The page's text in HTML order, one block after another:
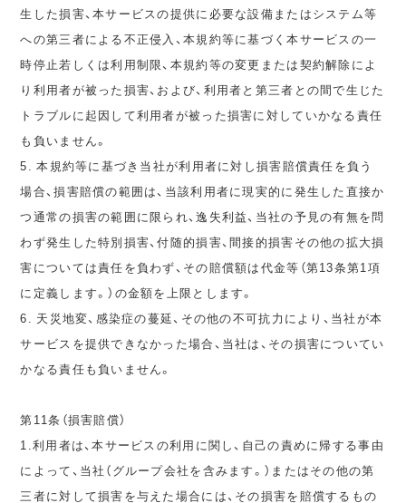
生した損害、本サービスの提供に必要な設備またはシステム等
への第三者による不正侵入、本規約等に基づく本サービスの一
時停止若しくは利用制限、本規約等の変更または契約解除によ
り利用者が被った損害、および、利用者と第三者との間で生じた
トラブルに起因して利用者が被った損害に対していかなる責任
も負いません。
5. 本規約等に基づき当社が利用者に対し損害賠償責任を負う
場合、損害賠償の範囲は、当該利用者に現実的に発生した直接か
つ通常の損害の範囲に限られ、逸失利益、当社の予見の有無を問
わず発生した特別損害、付随的損害、間接的損害その他の拡大損
害については責任を負わず、その賠償額は代金等（第13条第1項
に定義します。）の金額を上限とします。
6. 天災地変、感染症の蔓延、その他の不可抗力により、当社が本
サービスを提供できなかった場合、当社は、その損害についてい
かなる責任も負いません。
第11条（損害賠償）
1.利用者は、本サービスの利用に関し、自己の責めに帰する事由
によって、当社（グループ会社を含みます。）またはその他の第
三者に対して損害を与えた場合には、その損害を賠償するもの